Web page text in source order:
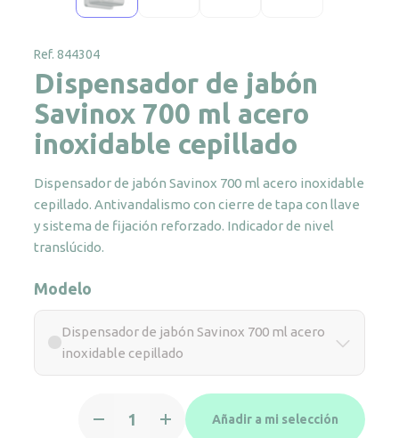
Ref. 844304
Dispensador de jabón
Savinox 700 ml acero
inoxidable cepillado
Dispensador de jabón Savinox 700 ml acero inoxidable
cepillado. Antivandalismo con cierre de tapa con llave
y sistema de fijación reforzado. Indicador de nivel
translúcido.
Modelo
Dispensador de jabón Savinox 700 ml acero
inoxidable cepillado
Añadir a mi selección